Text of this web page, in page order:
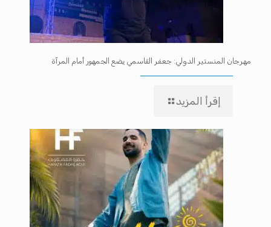
مهرجان المنستير الدولي: جعفر القاسمي يضع الجمهور أمام المرآة
إقرأ المزيد